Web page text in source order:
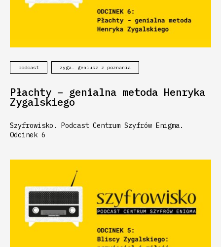
podcast zyga. geniusz z poznania
Płachty – genialna metoda Henryka
Zygalskiego
Szyfrowisko. Podcast Centrum Szyfrów Enigma.
Odcinek 6